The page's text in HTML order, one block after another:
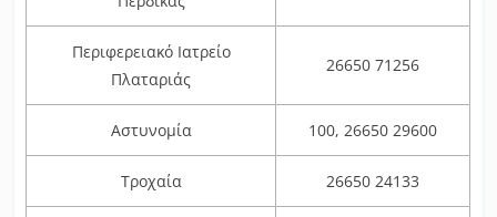
Περιφερειακό Ιατρείο
Πλαταριάς
26650 71256
Αστυνομία 100, 26650 29600
Τροχαία 26650 24133